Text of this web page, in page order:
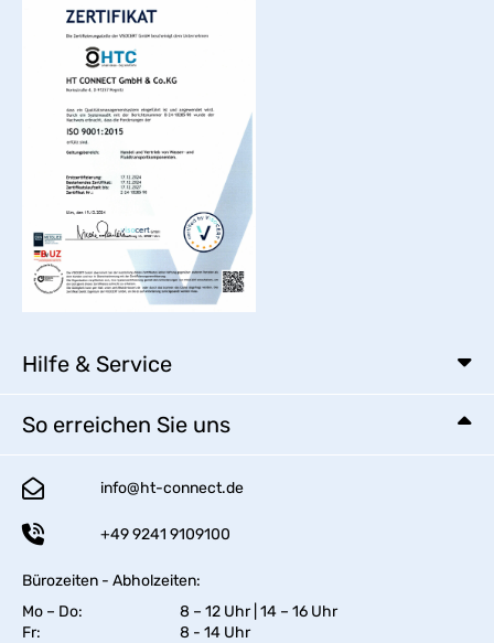
Hilfe & Service
So erreichen Sie uns
info@ht-connect.de
+49 9241 9109100
Bürozeiten - Abholzeiten:
Mo – Do:
8 – 12 Uhr | 14 – 16 Uhr
Fr:
8 - 14 Uhr